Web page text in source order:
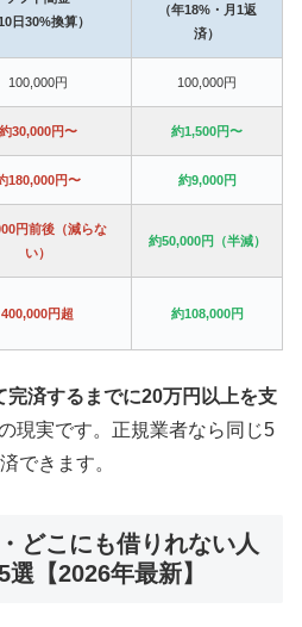
10日30%換算）
（年18%・月1返
済）
100,000円 100,000円
約30,000円〜 約1,500円〜
180,000円〜 約9,000円
円前後（減らな
い）
約50,000円（半減）
400,000円超 約108,000円
完済するまでに20万円以上を支
現実です。正規業者なら同じ5
できます。
どこにも借りれない人
【2026年最新】